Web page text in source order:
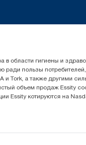
в области гигиены и
ради пользы
Tork, а также другими
объем продаж Essity
Essity котируются на